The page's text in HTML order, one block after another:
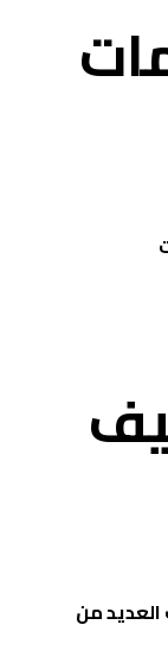
من